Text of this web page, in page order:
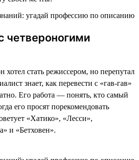
четвероногими
хотел стать режиссером, но перепутал
знает, как перевести с «гав-гав»
Его работа — понять, кто самый
его просят порекомендовать
«Хатико», «Лесси»,
и «Бетховен».